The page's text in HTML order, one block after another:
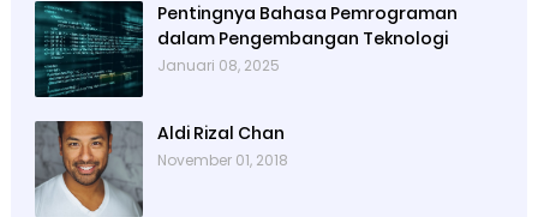
Pentingnya Bahasa Pemrograman
dalam Pengembangan Teknologi
Januari 08, 2025
Aldi Rizal Chan
November 01, 2018